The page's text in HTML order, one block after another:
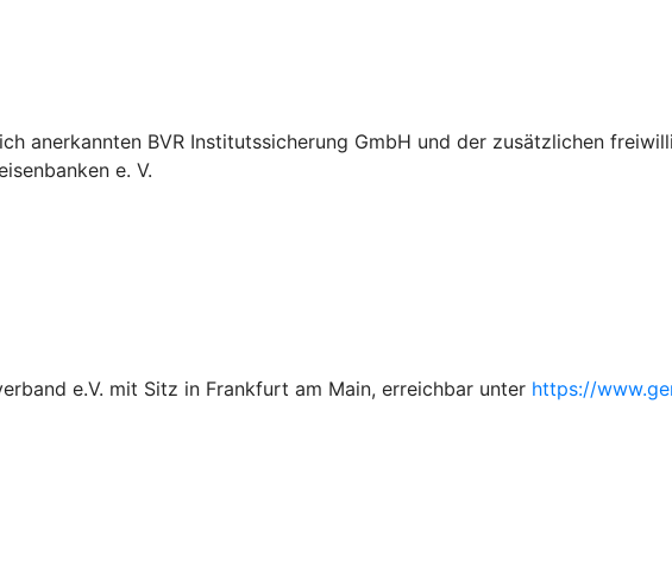
anerkannten BVR Institutssicherung GmbH und der zusätzlichen
e. V.
e.V. mit Sitz in Frankfurt am Main, erreichbar unter https://